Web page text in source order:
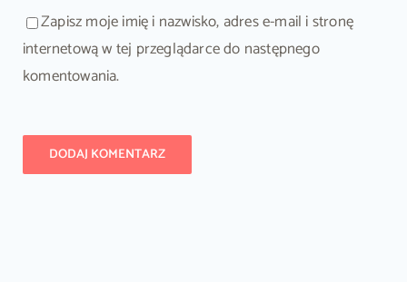
Zapisz moje imię i nazwisko, adres e-mail i stronę
internetową w tej przeglądarce do następnego
komentowania.